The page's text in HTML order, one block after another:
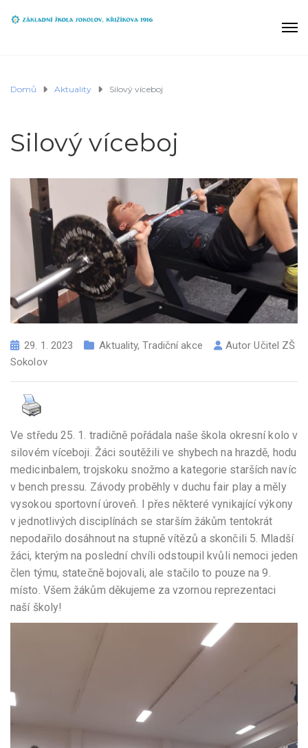
Domů Aktuality Silový víceboj
Silový víceboj
29. 1. 2023 Aktuality,Tradiční akce AutorUčitel ZŠ
Sokolov
Ve středu 25. 1. tradičně pořádala naše škola okresní kolo v
silovém víceboji. Žáci soutěžili ve shybech na hrazdě, hodu
medicinbalem, trojskoku snožmo a kategorie starších navíc
v bench pressu. Závody proběhly v duchu fair play a měly
vysokou sportovní úroveň. I přes některé vynikající výkony
v jednotlivých disciplínách se starším žákům tentokrát
nepodařilo dosáhnout na stupně vítězů a skončili 5. Mladší
žáci, kterým na poslední chvíli odstoupil kvůli nemoci jeden
člen týmu, statečně bojovali, ale stačilo to pouze na 9.
místo. Všem žákům děkujeme za vzornou reprezentaci
naší školy!